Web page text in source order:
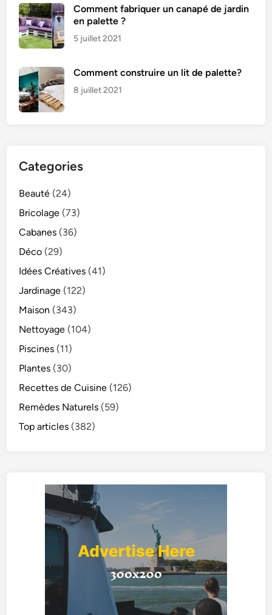
Comment fabriquer un canapé de jardin
en palette ?
5 juillet 2021
Comment construire un lit de palette?
8 juillet 2021
Categories
Beauté (24)
Bricolage (73)
Cabanes (36)
Déco (29)
Idées Créatives (41)
Jardinage (122)
Maison (343)
Nettoyage (104)
Piscines (11)
Plantes (30)
Recettes de Cuisine (126)
Remèdes Naturels (59)
Top articles (382)